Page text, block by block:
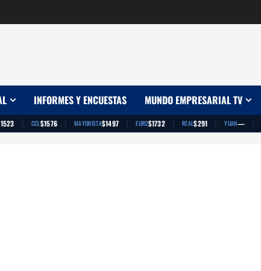
INFORMES Y ENCUESTAS MUNDO EMPRESARIAL TV
| CCL$1576 | MAYORISTA$1497 | EURO$1732 | REAL$291 | YUAN— |